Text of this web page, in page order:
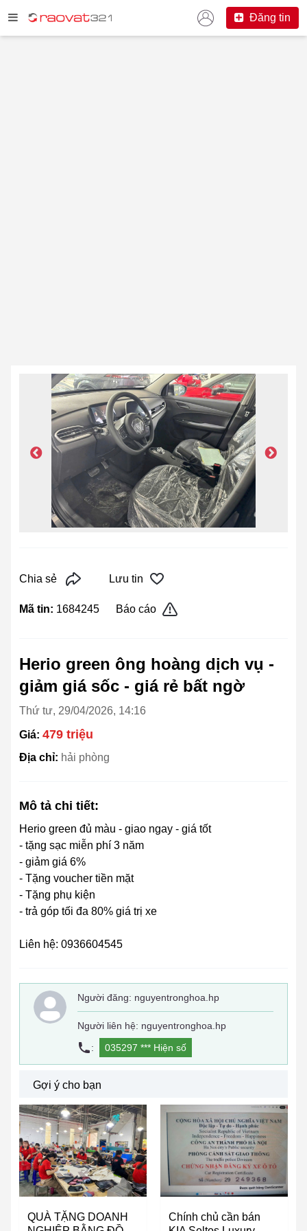
Đăng tin
Chia sẻ Lưu tin
Mã tin: 1684245 Báo cáo
Herio green ông hoàng dịch vụ -
giảm giá sốc - giá rẻ bất ngờ
Thứ tư, 29/04/2026, 14:16
Giá: 479 triệu
Địa chỉ: hải phòng
Mô tả chi tiết:
Herio green đủ màu - giao ngay - giá tốt
- tặng sạc miễn phí 3 năm
- giảm giá 6%
- Tặng voucher tiền mặt
- Tặng phụ kiện
- trả góp tối đa 80% giá trị xe
Liên hệ: 0936604545
Người đăng: nguyentronghoa.hp
Người liên hệ: nguyentronghoa.hp
:
035297 *** Hiện số
Gợi ý cho bạn
QUÀ TẶNG DOANH
Chính chủ cần bán